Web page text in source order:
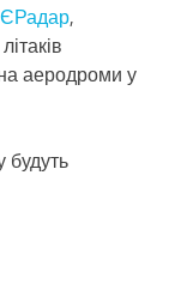
ЄРадар,
на аеродроми у
будуть